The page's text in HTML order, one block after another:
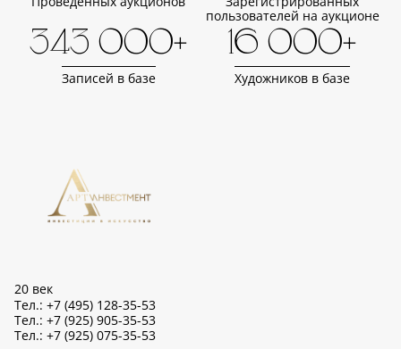
пользователей на аукционе
343 000+
Записей в базе
16 000+
Художников в базе
20 век
Тел.: +7 (495) 128-35-53
Тел.: +7 (925) 905-35-53
Тел.: +7 (925) 075-35-53